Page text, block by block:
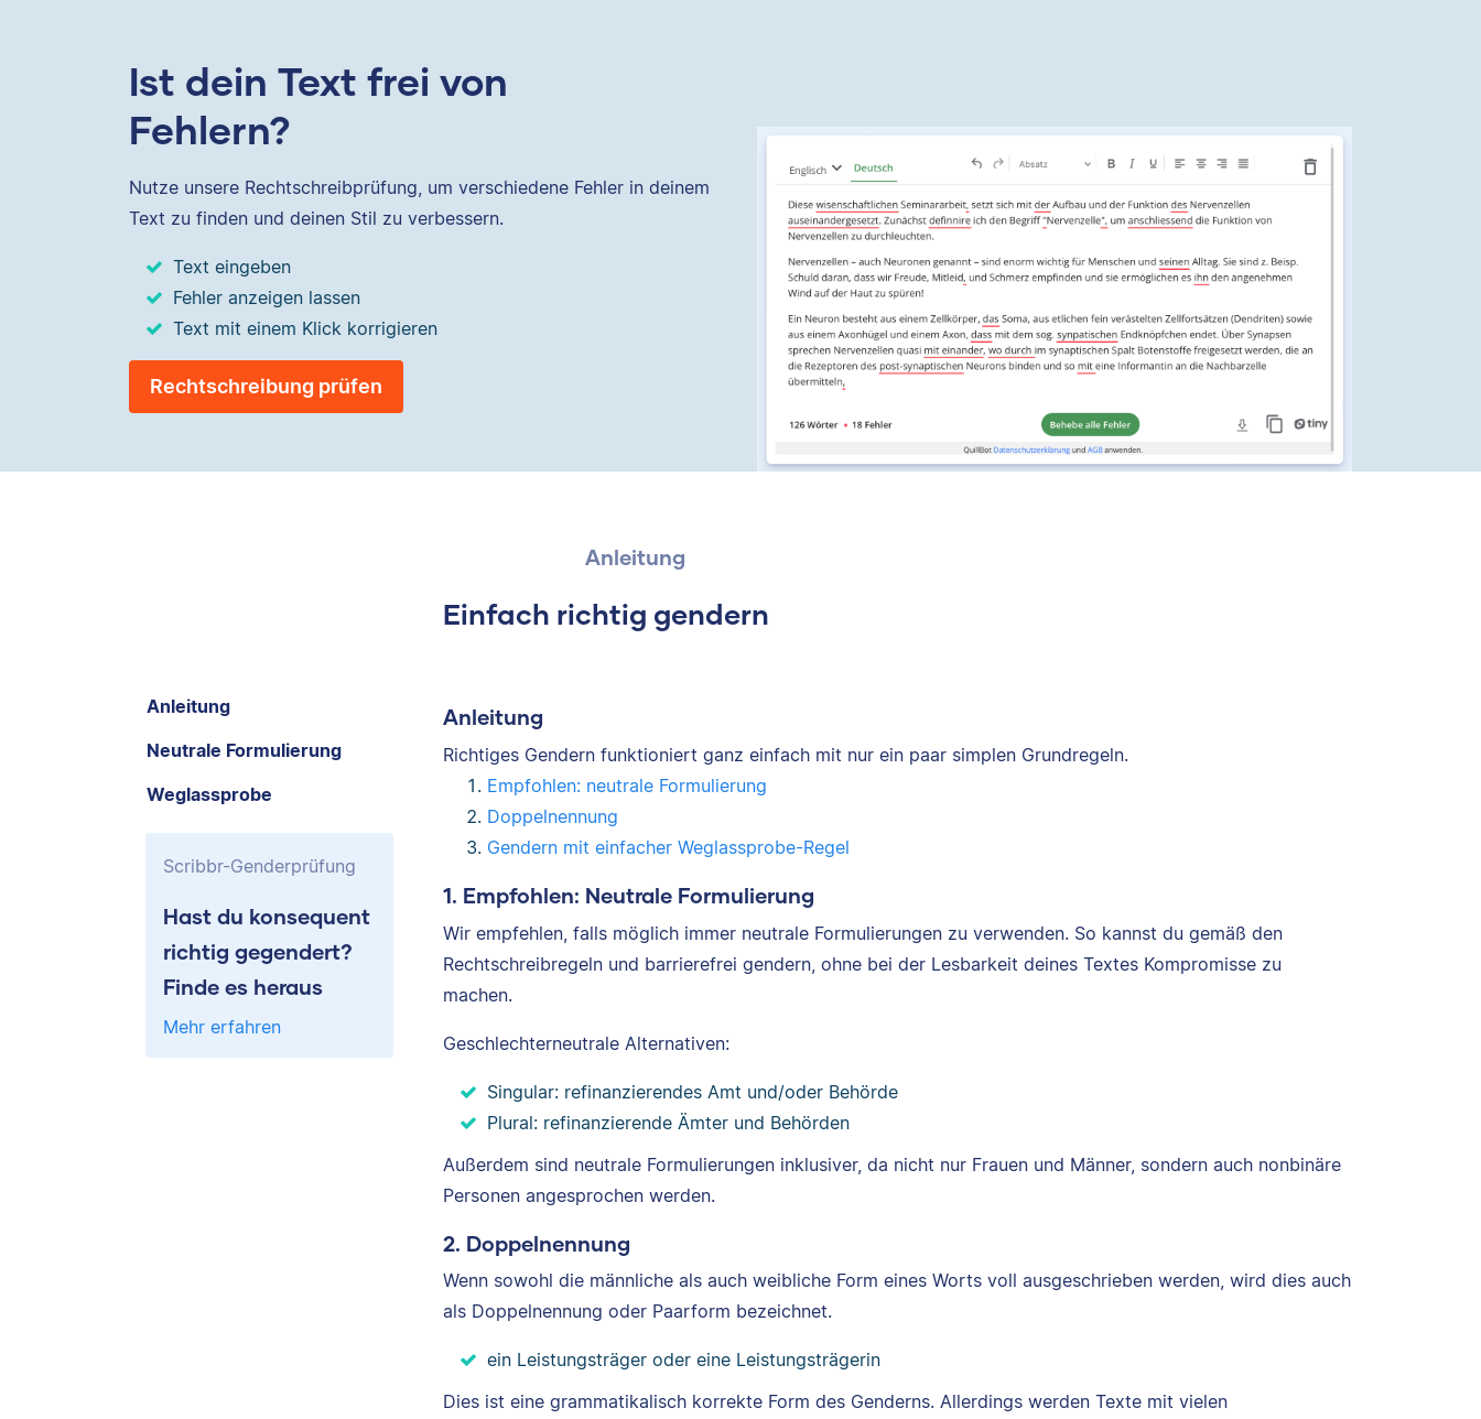
Ist dein Text frei von
Fehlern?
Nutze unsere Rechtschreibprüfung, um verschiedene Fehler in deinem
Text zu finden und deinen Stil zu verbessern.
Text eingeben
Fehler anzeigen lassen
Text mit einem Klick korrigieren
Rechtschreibung prüfen
Anleitung
Einfach richtig gendern
Anleitung
Neutrale Formulierung
Weglassprobe
Scribbr-Genderprüfung
Hast du konsequent
richtig gegendert?
Finde es heraus
Mehr erfahren
Anleitung
Richtiges Gendern funktioniert ganz einfach mit nur ein paar simplen Grundregeln.
Empfohlen: neutrale Formulierung
Doppelnennung
Gendern mit einfacher Weglassprobe-Regel
1. Empfohlen: Neutrale Formulierung
Wir empfehlen, falls möglich immer neutrale Formulierungen zu verwenden. So kannst du gemäß den
Rechtschreibregeln und barrierefrei gendern, ohne bei der Lesbarkeit deines Textes Kompromisse zu
machen.
Geschlechterneutrale Alternativen:
Singular: refinanzierendes Amt und/oder Behörde
Plural: refinanzierende Ämter und Behörden
Außerdem sind neutrale Formulierungen inklusiver, da nicht nur Frauen und Männer, sondern auch nonbinäre
Personen angesprochen werden.
2. Doppelnennung
Wenn sowohl die männliche als auch weibliche Form eines Worts voll ausgeschrieben werden, wird dies auch
als Doppelnennung oder Paarform bezeichnet.
ein Leistungsträger oder eine Leistungsträgerin
Dies ist eine grammatikalisch korrekte Form des Genderns. Allerdings werden Texte mit vielen